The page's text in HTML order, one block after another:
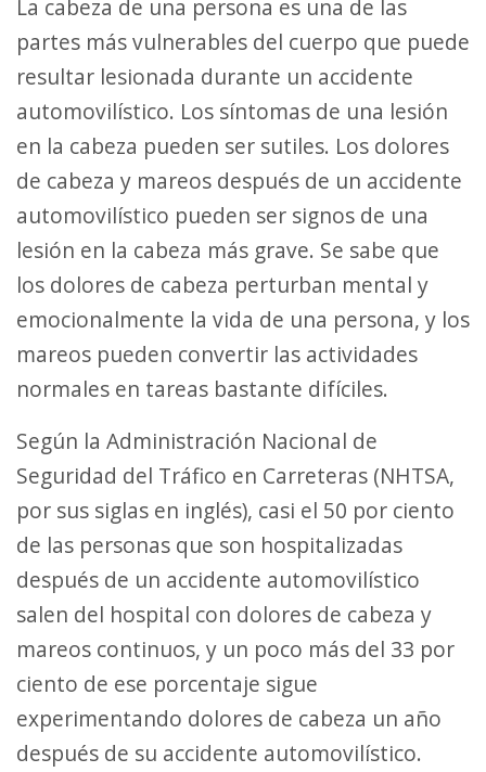
La cabeza de una persona es una de las
partes más vulnerables del cuerpo que puede
resultar lesionada durante un accidente
automovilístico. Los síntomas de una lesión
en la cabeza pueden ser sutiles. Los dolores
de cabeza y mareos después de un accidente
automovilístico pueden ser signos de una
lesión en la cabeza más grave. Se sabe que
los dolores de cabeza perturban mental y
emocionalmente la vida de una persona, y los
mareos pueden convertir las actividades
normales en tareas bastante difíciles.
Según la Administración Nacional de
Seguridad del Tráfico en Carreteras (NHTSA,
por sus siglas en inglés), casi el 50 por ciento
de las personas que son hospitalizadas
después de un accidente automovilístico
salen del hospital con dolores de cabeza y
mareos continuos, y un poco más del 33 por
ciento de ese porcentaje sigue
experimentando dolores de cabeza un año
después de su accidente automovilístico.